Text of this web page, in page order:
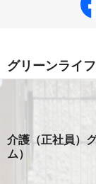
グリーンライ
介護（正社員）
ム）